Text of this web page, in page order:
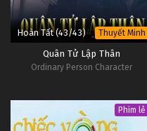
Hoàn Tất (43/43) Thuyết Minh
Quân Tử Lập Thân
Ordinary Person Character
Phim lẻ